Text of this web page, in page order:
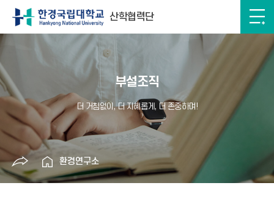
산학협력단
부설조직
환경연구소